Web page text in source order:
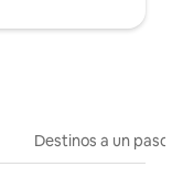
Destinos a un